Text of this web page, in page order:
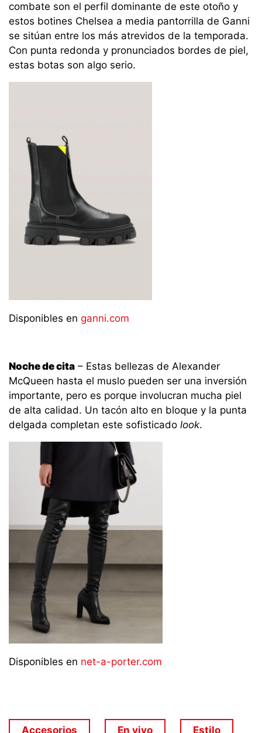
combate son el perfil dominante de este otoño y
estos botines Chelsea a media pantorrilla de Ganni
se sitúan entre los más atrevidos de la temporada.
Con punta redonda y pronunciados bordes de piel,
estas botas son algo serio.
Disponibles en ganni.com
Noche de cita – Estas bellezas de Alexander
McQueen hasta el muslo pueden ser una inversión
importante, pero es porque involucran mucha piel
de alta calidad. Un tacón alto en bloque y la punta
delgada completan este sofisticado look.
Disponibles en net-a-porter.com
Accesorios En vivo Estilo